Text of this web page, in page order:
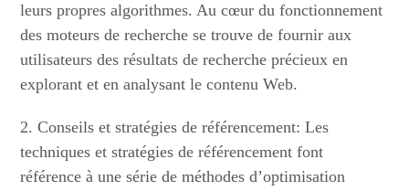
leurs propres algorithmes. Au cœur du fonctionnement
des moteurs de recherche se trouve de fournir aux
utilisateurs des résultats de recherche précieux en
explorant et en analysant le contenu Web.
2. Conseils et stratégies de référencement: Les
techniques et stratégies de référencement font
référence à une série de méthodes d’optimisation